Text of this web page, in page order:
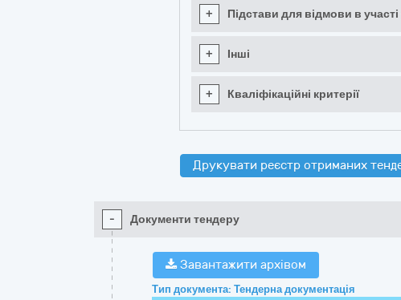
+ Підстави для відмови в участі
+ Інші
+ Кваліфікаційні критерії
Друкувати реєстр отриманих
- Документи тендеру
Завантажити архівом
Тип документа: Тендерна документація